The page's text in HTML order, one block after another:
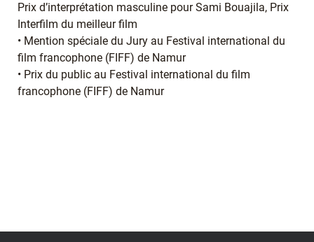
Prix d’interprétation masculine pour Sami Bouajila, Prix
Interfilm du meilleur film
• Mention spéciale du Jury au Festival international du
film francophone (FIFF) de Namur
• Prix du public au Festival international du film
francophone (FIFF) de Namur